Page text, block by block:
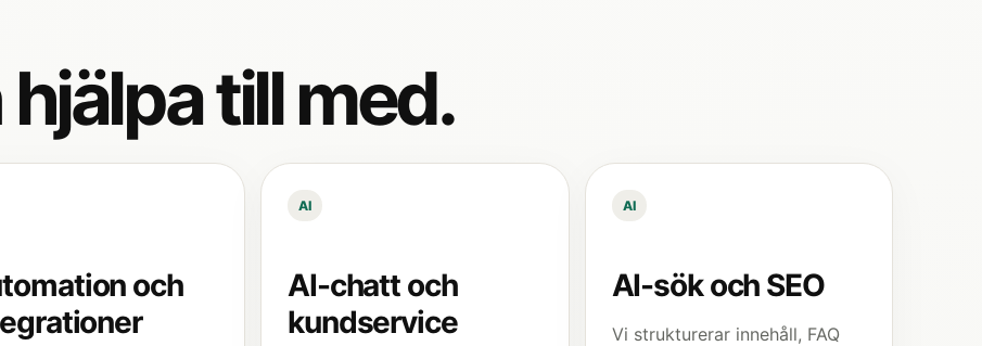
till med.
och
AI
AI-chatt och
kundservice
AI
AI-sök och SEO
Vi strukturerar innehåll, FAQ